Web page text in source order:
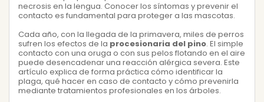
necrosis en la lengua. Conocer los síntomas y prevenir el
contacto es fundamental para proteger a las mascotas.
Cada año, con la llegada de la primavera, miles de perros
sufren los efectos de la procesionaria del pino. El simple
contacto con una oruga o con sus pelos flotando en el aire
puede desencadenar una reacción alérgica severa. Este
artículo explica de forma práctica cómo identificar la
plaga, qué hacer en caso de contacto y cómo prevenirla
mediante tratamientos profesionales en los árboles.